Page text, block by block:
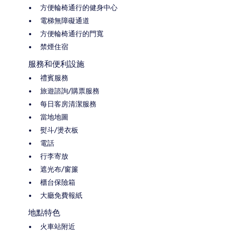
方便輪椅通行的健身中心
電梯無障礙通道
方便輪椅通行的門寬
禁煙住宿
服務和便利設施
禮賓服務
旅遊諮詢/購票服務
每日客房清潔服務
當地地圖
熨斗/燙衣板
電話
行李寄放
遮光布/窗簾
櫃台保險箱
大廳免費報紙
地點特色
火車站附近